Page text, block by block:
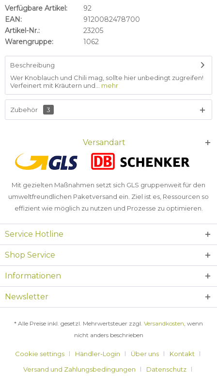
Verfügbare Artikel:
92
EAN:
9120082478700
Artikel-Nr.:
23205
Warengruppe:
1062
Beschreibung
Wer Knoblauch und Chili mag, sollte hier unbedingt zugreifen!
Verfeinert mit Kräutern und...
mehr
Zubehör 3
Versandart
Mit gezielten Maßnahmen setzt sich GLS gruppenweit für den
umweltfreundlichen Paketversand ein. Ziel ist es, Ressourcen so
effizient wie möglich zu nutzen und Prozesse zu optimieren.
Service Hotline
Shop Service
Informationen
Newsletter
* Alle Preise inkl. gesetzl. Mehrwertsteuer zzgl. Versandkosten, wenn
nicht anders beschrieben
Cookie settings Händler-Login Über uns
Kontakt
Versand und Zahlungsbedingungen
Datenschutz